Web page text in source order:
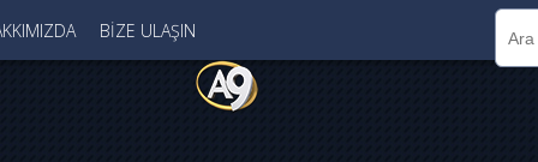
BİZE ULAŞIN